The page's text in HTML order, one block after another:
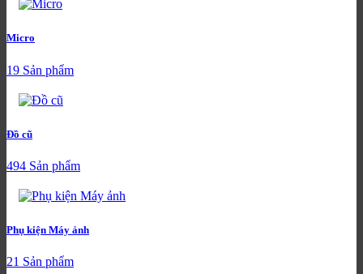
Micro
19 Sản phẩm
Đồ cũ
494 Sản phẩm
Phụ kiện Máy ảnh
21 Sản phẩm